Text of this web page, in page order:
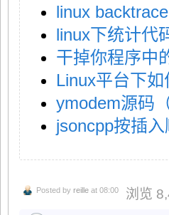
linux
linux下统计代
干掉你程序中
Linux平台下
ymodem源码
jsoncpp按插
Posted by reille at 08:00 浏览